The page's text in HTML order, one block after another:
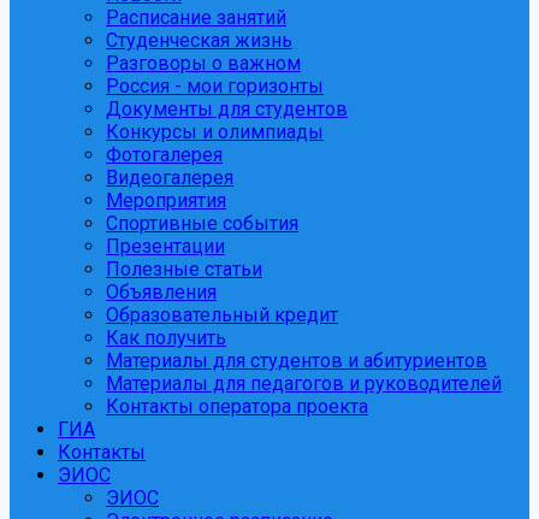
Расписание занятий
Студенческая жизнь
Разговоры о важном
Россия - мои горизонты
Документы для студентов
Конкурсы и олимпиады
Фотогалерея
Видеогалерея
Мероприятия
Спортивные события
Презентации
Полезные статьи
Объявления
Образовательный кредит
Как получить
Материалы для студентов и абитуриентов
Материалы для педагогов и руководителей
Контакты оператора проекта
ГИА
Контакты
ЭИОС
ЭИОС